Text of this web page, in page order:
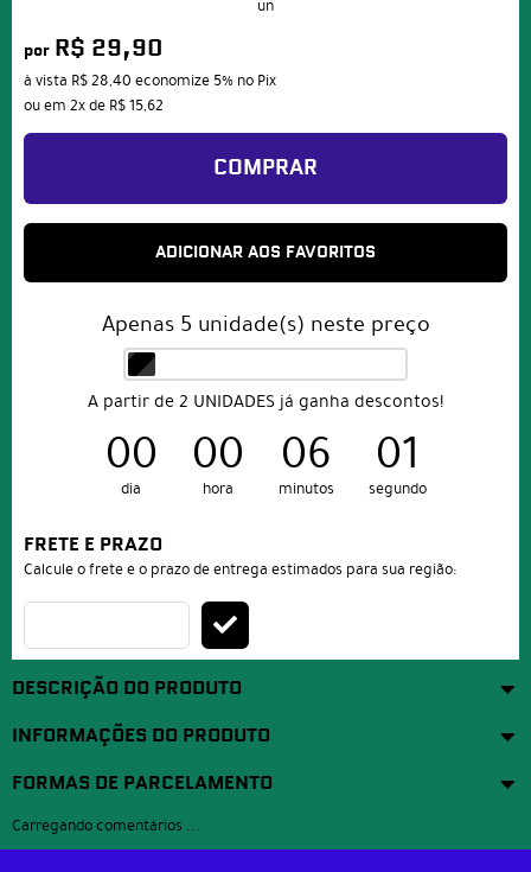
un
por R$ 29,90
à vista R$ 28,40 economize 5% no Pix
ou em 2xde R$ 15,62
COMPRAR
ADICIONAR AOS FAVORITOS
Apenas 5 unidade(s) neste preço
A partir de 2 UNIDADES já ganha descontos!
00
dia
00
hora
06
minutos
01
segundo
FRETE E PRAZO
Calcule o frete e o prazo de entrega estimados para sua região:
DESCRIÇÃO DO PRODUTO
INFORMAÇÕES DO PRODUTO
FORMAS DE PARCELAMENTO
Carregando comentários ...